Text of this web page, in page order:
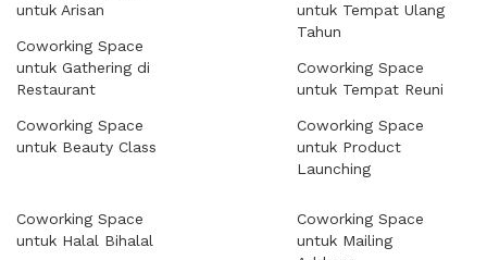
untuk Arisan
Coworking Space
untuk Gathering di
Restaurant
Coworking Space
untuk Beauty Class
untuk Tempat Ulang
Tahun
Coworking Space
untuk Tempat Reuni
Coworking Space
untuk Product
Launching
Coworking Space
untuk Halal Bihalal
Coworking Space
untuk Mailing